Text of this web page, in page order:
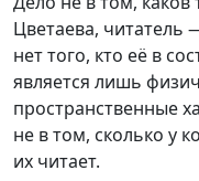
Цветаева, читатель
нет того, кто её в
является лишь
пространственные
не в том, сколько у
их читает.